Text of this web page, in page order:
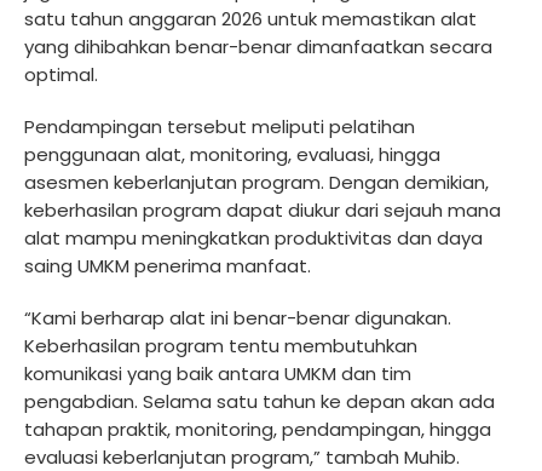
satu tahun anggaran 2026 untuk memastikan alat
yang dihibahkan benar-benar dimanfaatkan secara
optimal.
Pendampingan tersebut meliputi pelatihan
penggunaan alat, monitoring, evaluasi, hingga
asesmen keberlanjutan program. Dengan demikian,
keberhasilan program dapat diukur dari sejauh mana
alat mampu meningkatkan produktivitas dan daya
saing UMKM penerima manfaat.
“Kami berharap alat ini benar-benar digunakan.
Keberhasilan program tentu membutuhkan
komunikasi yang baik antara UMKM dan tim
pengabdian. Selama satu tahun ke depan akan ada
tahapan praktik, monitoring, pendampingan, hingga
evaluasi keberlanjutan program,” tambah Muhib.